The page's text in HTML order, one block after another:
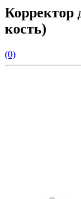
Корректор
кость)
(0)